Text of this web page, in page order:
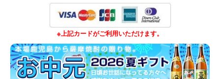
※上記カードがご利用いただけます。